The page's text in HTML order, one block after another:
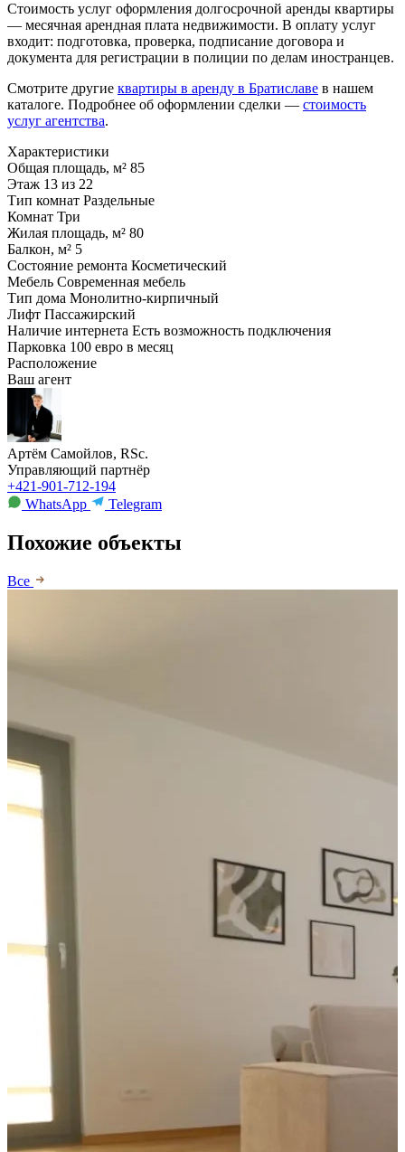
Стоимость услуг оформления долгосрочной аренды квартиры
— месячная арендная плата недвижимости. В оплату услуг
входит: подготовка, проверка, подписание договора и
документа для регистрации в полиции по делам иностранцев.
Смотрите другие квартиры в аренду в Братиславе в нашем
каталоге. Подробнее об оформлении сделки — стоимость
услуг агентства.
Характеристики
Общая площадь, м² 85
Этаж 13 из 22
Тип комнат Раздельные
Комнат Три
Жилая площадь, м² 80
Балкон, м² 5
Состояние ремонта Косметический
Мебель Современная мебель
Тип дома Монолитно-кирпичный
Лифт Пассажирский
Наличие интернета Есть возможность подключения
Парковка 100 евро в месяц
Расположение
Ваш агент
Артём Самойлов, RSc.
Управляющий партнёр
+421-901-712-194
WhatsApp
Telegram
Похожие объекты
Все